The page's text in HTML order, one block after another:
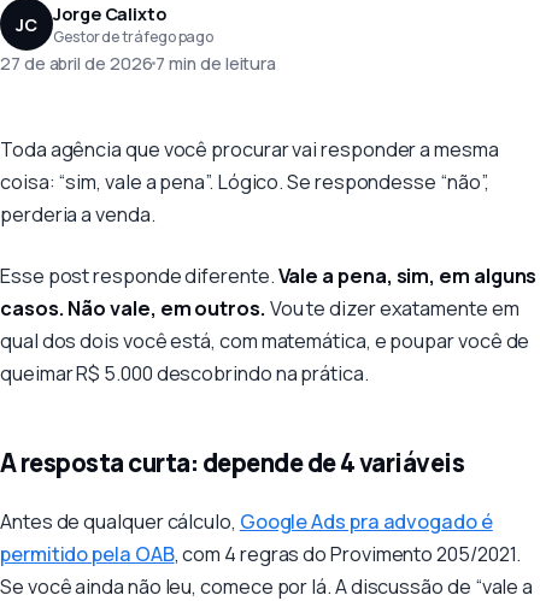
JC Jorge Calixto
Gestor de tráfego pago
27 de abril de 20267 min de leitura
Estratégia
Toda agência que você procurar vai responder a mesma
coisa: “sim, vale a pena”. Lógico. Se respondesse “não”,
perderia a venda.
Esse post responde diferente.Vale a pena, sim, em alguns
casos. Não vale, em outros. Vou te dizer exatamente em
qual dos dois você está, com matemática, e poupar você de
queimar R$ 5.000 descobrindo na prática.
A resposta curta: depende de 4 variáveis
Antes de qualquer cálculo, Google Ads pra advogado é
permitido pela OAB, com 4 regras do Provimento 205/2021.
Se você ainda não leu, comece por lá. A discussão de “vale a